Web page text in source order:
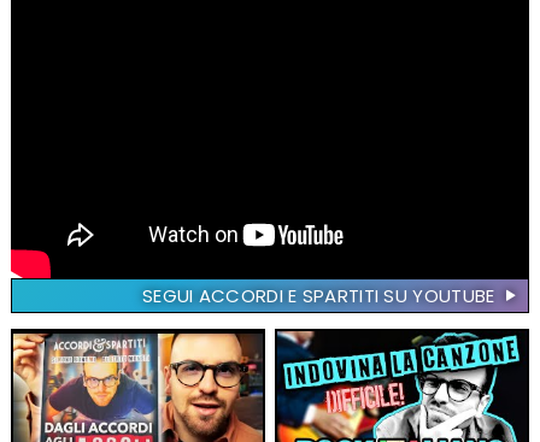
SEGUI ACCORDI E SPARTITI SU YOUTUBE